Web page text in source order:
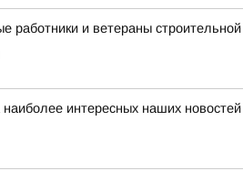
работники и ветераны строительной
наиболее интересных наших